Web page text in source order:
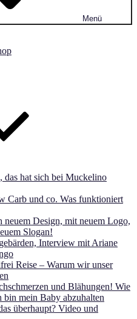
Menü
das hat sich bei Muckelino
Carb und co. Was funktioniert
neuem Design, mit neuem Logo,
Slogan!
Interview mit Ariane
Reise – Warum wir unser
und Blähungen! Wie
bin mein Baby abzuhalten
überhaupt? Video und